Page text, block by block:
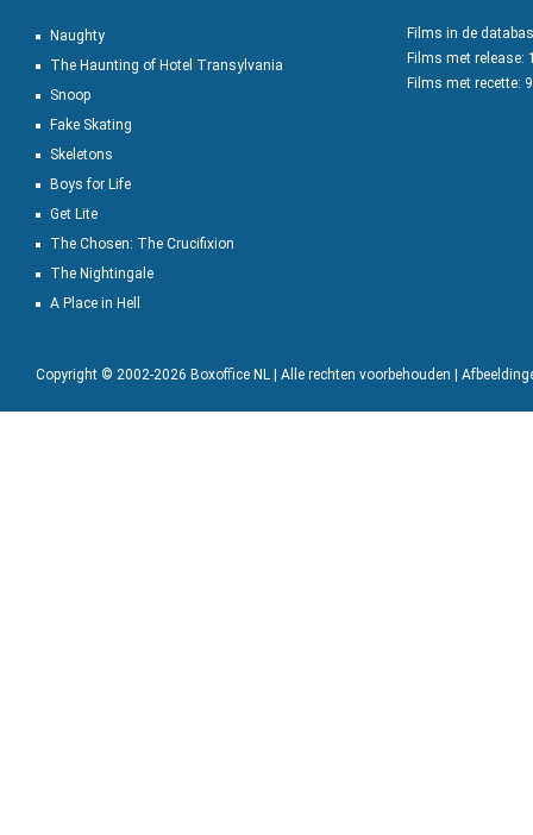
Naughty
The Haunting of Hotel Transylvania
Snoop
Fake Skating
Skeletons
Boys for Life
Get Lite
The Chosen: The Crucifixion
The Nightingale
A Place in Hell
Films in de
Films met release:
Films met recette:
Copyright © 2002-2026 Boxoffice NL | Alle rechten voorbehouden |